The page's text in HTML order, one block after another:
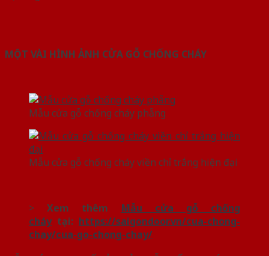
MỘT VÀI HÌNH ẢNH CỬA GỖ CHỐNG CHÁY
Mẫu cửa gỗ chống cháy phẵng
Mẫu cửa gỗ chống cháy viền chỉ trắng hiện đại
>Xem thêm Mẫu cửa gỗ chống
cháytại: https://saigondoor.vn/cua-chong-
chay/cua-go-chong-chay/